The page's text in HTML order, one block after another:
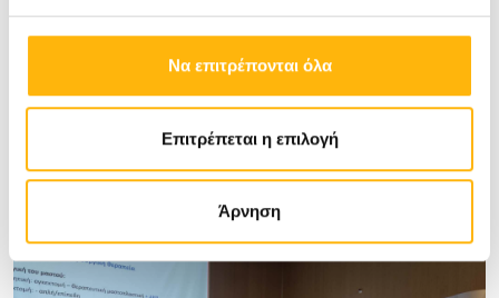
Να επιτρέπονται όλα
Επιτρέπεται η επιλογή
Άρνηση